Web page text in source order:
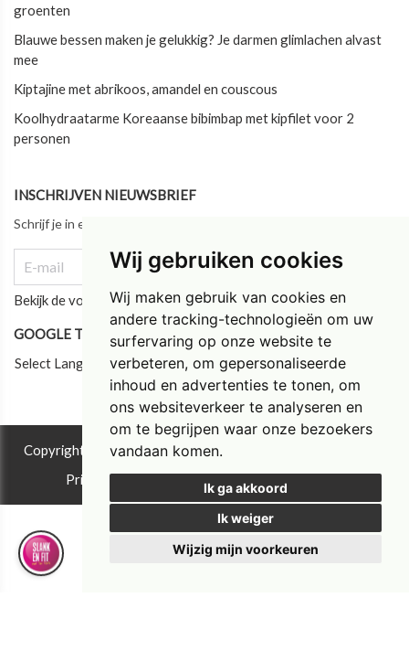
Wij gebruiken cookies
Wij maken gebruik van cookies en
andere tracking-technologieën om uw
surfervaring op onze website te
verbeteren, om gepersonaliseerde
inhoud en advertenties te tonen, om
ons websiteverkeer te analyseren en
om te begrijpen waar onze bezoekers
vandaan komen.
Ik ga akkoord
Ik weiger
Wijzig mijn voorkeuren
groenten
Blauwe bessen maken je gelukkig? Je darmen glimlachen alvast
mee
Kiptajine met abrikoos, amandel en couscous
Koolhydraatarme Koreaanse bibimbap met kipfilet voor 2
personen
INSCHRIJVEN NIEUWSBRIEF
Schrijf je in en blijf als eerste op de hoogte van ons laatste nieuws!
Bekijk de vorige updates
GOOGLE TRANSLATE
Select Language
Copyright © 2026 Instituut Tim Torfs ®. All rights reserved.
Privacy & Cookies
UP-TO-DATE WebDesign